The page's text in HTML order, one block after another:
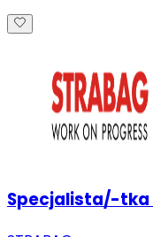
Specjalista/-tka